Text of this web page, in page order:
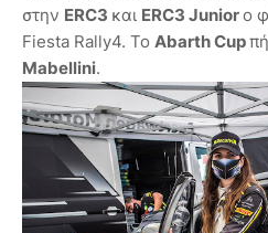
στην ERC3 και ERC3 Juniorο
Fiesta Rally4. Το Abarth Cup
Mabellini.